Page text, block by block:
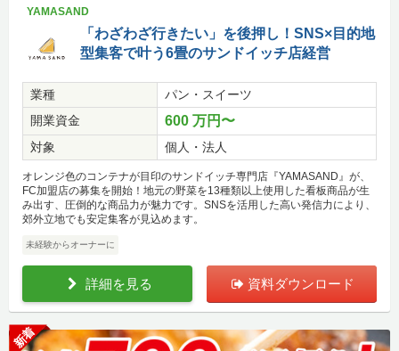
YAMASAND
「わざわざ行きたい」を後押し！SNS×目的地
型集客で叶う6畳のサンドイッチ店経営
業種
パン・スイーツ
開業資金
600 万円〜
対象 個人・法人
オレンジ色のコンテナが目印のサンドイッチ専門店『YAMASAND』が、
FC加盟店の募集を開始！地元の野菜を13種類以上使用した看板商品が生
み出す、圧倒的な商品力が魅力です。SNSを活用した高い発信力により、
郊外立地でも安定集客が見込めます。
未経験からオーナーに
詳細を見る 資料ダウンロード
新着